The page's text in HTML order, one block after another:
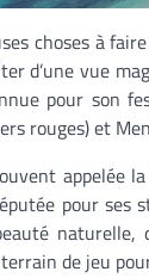
choses à
d’une vue
pour son
rouges) et
pour ses
de jeu